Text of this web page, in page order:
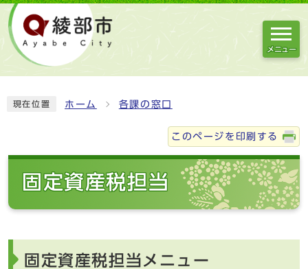
メニュー
現在位置 ホーム 各課の窓口
このページを印刷する
固定資産税担当
固定資産税担当メニュー